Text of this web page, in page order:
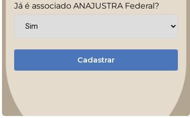
Já é associado ANAJUSTRA Federal?
Cadastrar